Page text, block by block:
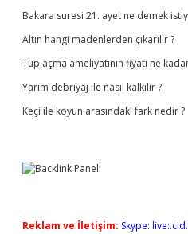
Bakara suresi 21. ayet ne demek
Altın hangi madenlerden çıkarılır ?
Tüp açma ameliyatının fiyatı ne
Yarım debriyaj ile nasıl kalkılır ?
Keçi ile koyun arasındaki fark nedir ?
Reklam ve İletişim: Skype: